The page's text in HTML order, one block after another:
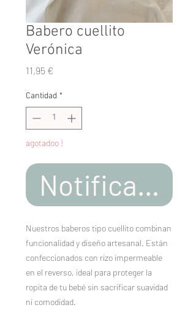
Babero cuellito
Verónica
11,95 €
Cantidad *
agotadoo !
Notificar al
Nuestros baberos tipo cuellito combinan
funcionalidad y diseño artesanal. Están
confeccionados con rizo impermeable
en el reverso, ideal para proteger la
ropita de tu bebé sin sacrificar suavidad
ni comodidad.